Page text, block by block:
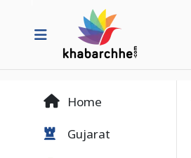
Home
Gujarat